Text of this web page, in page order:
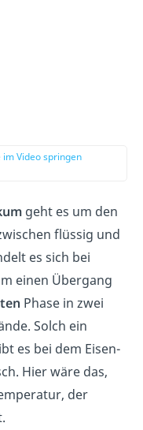
im Video springen
geht es um den
zwischen flüssig und
es sich bei
einen Übergang
Phase in zwei
Solch ein
es bei dem Eisen-
Hier wäre das,
der